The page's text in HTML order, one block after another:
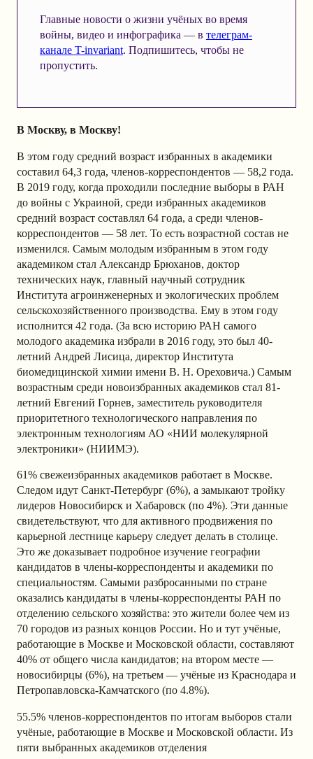
Главные новости о жизни учёных во время
войны, видео и инфографика — в телеграм-
канале T-invariant. Подпишитесь, чтобы не
пропустить.
В Москву, в Москву!
В этом году средний возраст избранных в академики
составил 64,3 года, членов-корреспондентов — 58,2 года.
В 2019 году, когда проходили последние выборы в РАН
до войны с Украиной, среди избранных академиков
средний возраст составлял 64 года, а среди членов-
корреспондентов — 58 лет. То есть возрастной состав не
изменился. Самым молодым избранным в этом году
академиком стал Александр Брюханов, доктор
технических наук, главный научный сотрудник
Института агроинженерных и экологических проблем
сельскохозяйственного производства. Ему в этом году
исполнится 42 года. (За всю историю РАН самого
молодого академика избрали в 2016 году, это был 40-
летний Андрей Лисица, директор Института
биомедицинской химии имени В. Н. Ореховича.) Самым
возрастным среди новоизбранных академиков стал 81-
летний Евгений Горнев, заместитель руководителя
приоритетного технологического направления по
электронным технологиям АО «НИИ молекулярной
электроники» (НИИМЭ).
61% свежеизбранных академиков работает в Москве.
Следом идут Санкт-Петербург (6%), а замыкают тройку
лидеров Новосибирск и Хабаровск (по 4%). Эти данные
свидетельствуют, что для активного продвижения по
карьерной лестнице карьеру следует делать в столице.
Это же доказывает подробное изучение географии
кандидатов в члены-корреспонденты и академики по
специальностям. Самыми разбросанными по стране
оказались кандидаты в члены-корреспонденты РАН по
отделению сельского хозяйства: это жители более чем из
70 городов из разных концов России. Но и тут учёные,
работающие в Москве и Московской области, составляют
40% от общего числа кандидатов; на втором месте —
новосибирцы (6%), на третьем — учёные из Краснодара и
Петропавловска-Камчатского (по 4.8%).
55.5% членов-корреспондентов по итогам выборов стали
учёные, работающие в Москве и Московской области. Из
пяти выбранных академиков отделения